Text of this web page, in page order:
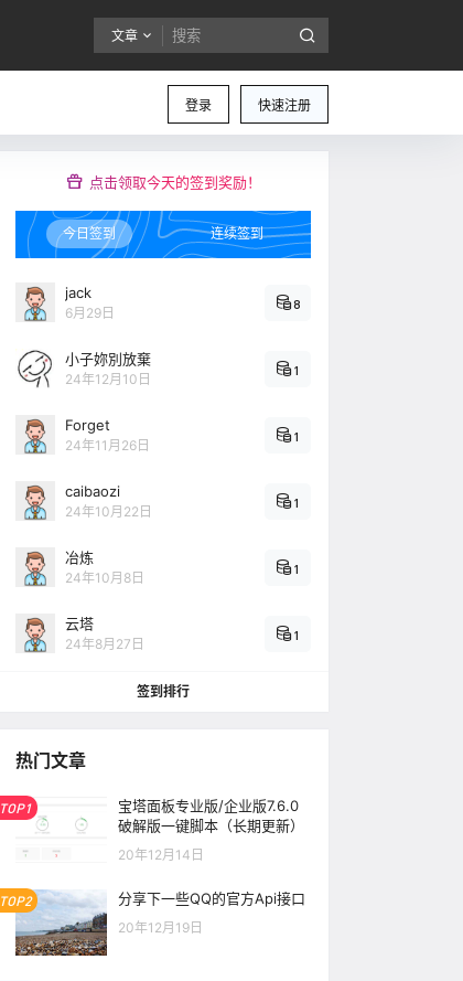
文章
登录 快速注册
点击领取今天的签到奖励！
今日签到 连续签到
jack
6月29日
8
小子妳別放棄
24年12月10日
1
Forget
24年11月26日
1
caibaozi
24年10月22日
1
冶炼
24年10月8日
1
云塔
24年8月27日
1
签到排行
热门文章
TOP1
宝塔面板专业版/企业版7.6.0
破解版一键脚本（长期更新）
20年12月14日
TOP2 分享下一些QQ的官方Api接口
20年12月19日